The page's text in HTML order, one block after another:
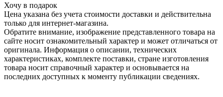
Хочу в подарок
Цена указана без учета стоимости доставки и действительна
только для интернет-магазина.
Обратите внимание, изображение представленного товара на
сайте носит ознакомительный характер и может отличаться от
оригинала. Информация о описании, технических
характеристиках, комплекте поставки, стране изготовления
товара носит справочный характер и основывается на
последних доступных к моменту публикации сведениях.